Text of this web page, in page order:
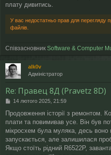
плату дивитись.
У вас недостатньо прав для перегляду
файлів.
Співзасновник Software & Computer
alk0v
Адміністратор
Re: Правец 8Д (Pravetz 8D)
П
в
і
д
л
14 лютого 2025, 21:59
Продовження історії з ремонтом.
плати та повимивав усе. Він був
мікросхем була муляка, десь воно
запускається, але залишилася
Якщо стоїть рідний R6522P,